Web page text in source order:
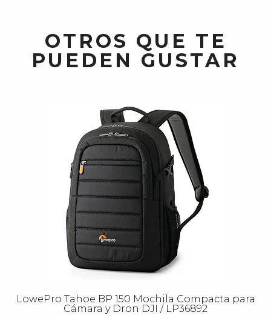
OTROS QUE TE
PUEDEN GUSTAR
LowePro Tahoe BP 150 Mochila Compacta para
Cámara y Dron DJI / LP36892